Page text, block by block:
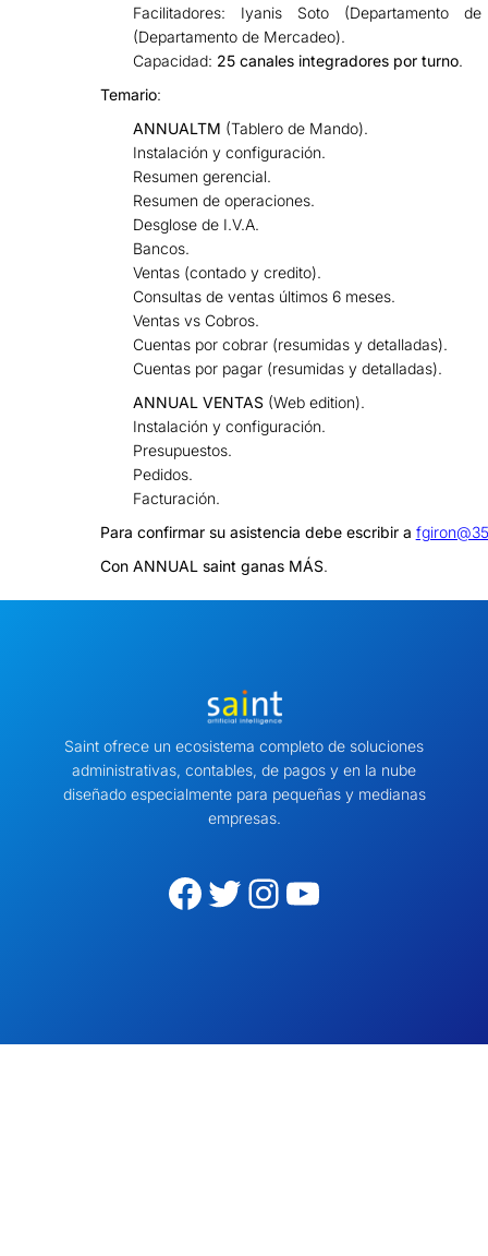
Facilitadores: Iyanis Soto (Departamento
(Departamento de Mercadeo).
Capacidad: 25 canales integradores por turno.
Temario:
ANNUALTM (Tablero de Mando).
Instalación y configuración.
Resumen gerencial.
Resumen de operaciones.
Desglose de I.V.A.
Bancos.
Ventas (contado y credito).
Consultas de ventas últimos 6 meses.
Ventas vs Cobros.
Cuentas por cobrar (resumidas y detalladas).
Cuentas por pagar (resumidas y detalladas).
ANNUAL VENTAS(Web edition).
Instalación y configuración.
Presupuestos.
Pedidos.
Facturación.
Para confirmar su asistencia debe escribir a
Con ANNUAL saint ganas MÁS.
Saint ofrece un ecosistema completo de soluciones
administrativas, contables, de pagos y en la nube
diseñado especialmente para pequeñas y medianas
empresas.
Facebook Twitter Instagram YouTube